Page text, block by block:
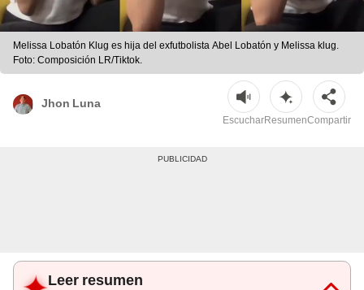
Melissa Lobatón Klug es hija del exfutbolista Abel Lobatón y Melissa klug.
Foto: Composición LR/Tiktok.
Jhon Luna
EscucharResumenCompartir
Leer resumen